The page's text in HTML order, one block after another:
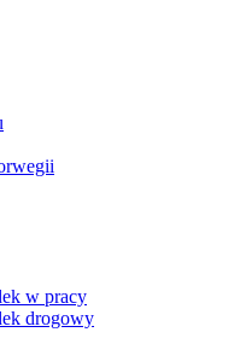
w pracy
drogowy